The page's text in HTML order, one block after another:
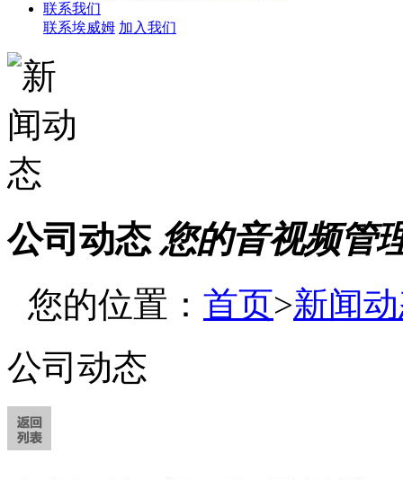
联系我们
联系埃威姆 加入我们
公司动态 您的音视频管
您的位置： 首页>新闻
公司动态